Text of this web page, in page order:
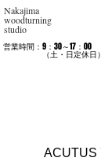
Nakajima
woodturning
studio
営業時間：9：30～17：00
​ （土・日定休日）
ACUTUS